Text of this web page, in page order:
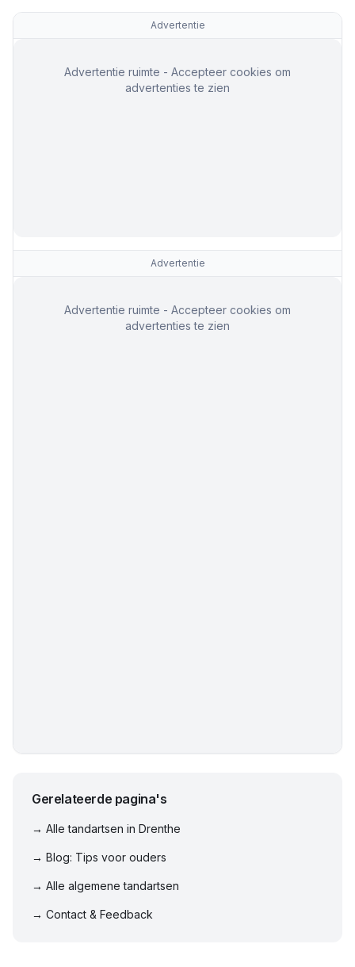
Advertentie
Advertentie ruimte - Accepteer cookies om
advertenties te zien
Advertentie
Advertentie ruimte - Accepteer cookies om
advertenties te zien
Gerelateerde pagina's
→ Alle tandartsen in Drenthe
→ Blog: Tips voor ouders
→ Alle algemene tandartsen
→ Contact & Feedback